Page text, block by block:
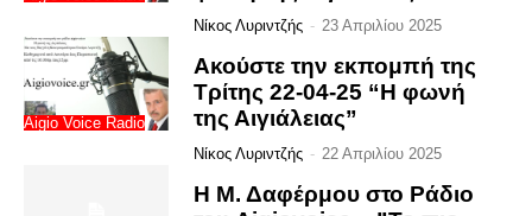
Νίκος Λυριντζής - 23 Απριλίου 2025
Aigio Voice Radio
Ακούστε την εκπομπή της
Τρίτης 22-04-25 “Η φωνή
της Αιγιάλειας”
Νίκος Λυριντζής - 22 Απριλίου 2025
Η Μ. Δαφέρμου στο Ράδιο